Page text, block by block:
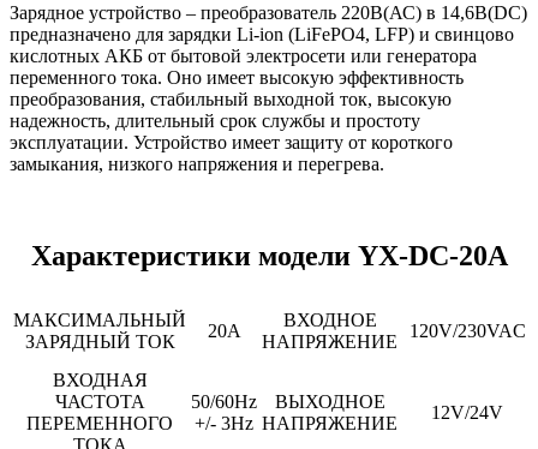
Зарядное устройство – преобразователь 220В(АС) в 14,6В(DC)
предназначено для зарядки Li-ion (LiFePO4, LFP) и свинцово
кислотных АКБ от бытовой электросети или генератора
переменного тока. Оно имеет высокую эффективность
преобразования, стабильный выходной ток, высокую
надежность, длительный срок службы и простоту
эксплуатации. Устройство имеет защиту от короткого
замыкания, низкого напряжения и перегрева.
Характеристики модели YX-DC-20A
МАКСИМАЛЬНЫЙ
ЗАРЯДНЫЙ ТОК
20А
ВХОДНОЕ
НАПРЯЖЕНИЕ
120V/230VAC
ВХОДНАЯ
ЧАСТОТА
ПЕРЕМЕННОГО
50/60Hz
+/- 3Hz
ВЫХОДНОЕ
НАПРЯЖЕНИЕ
12V/24V